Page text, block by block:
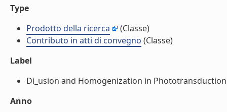
Type
Prodotto della ricerca
(Classe)
Contributo in atti di convegno (Classe)
Label
Di_usion and Homogenization in
Anno